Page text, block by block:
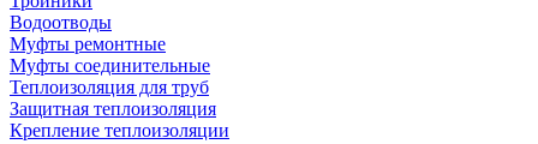
Водоотводы
Муфты ремонтные
Муфты соединительные
Теплоизоляция для труб
Защитная теплоизоляция
Крепление теплоизоляции